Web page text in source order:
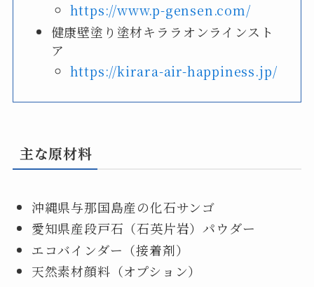
https://www.p-gensen.com/
健康壁塗り塗材キララオンラインスト
ア
https://kirara-air-happiness.jp/
主な原材料
沖縄県与那国島産の化石サンゴ
愛知県産段戸石（石英片岩）パウダー
エコバインダー（接着剤）
天然素材顔料（オプション）